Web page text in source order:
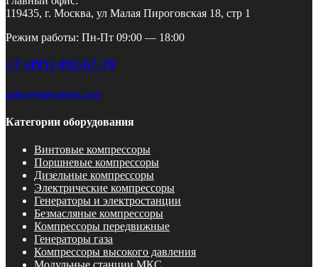
119435, г. Москва, ул Малая Пироговская 18, стр 1
Режим работы: Пн-Пт 09:00 — 18:00
+7 (495) 492-67-70
zakaz@pnevmotex.com
Категории оборудования
Винтовые компрессоры
Поршневые компрессоры
Дизельные компрессоры
Электрические компрессоры
Генераторы и электростанции
Безмасляные компрессоры
Компрессоры передвижные
Генераторы газа
Компрессоры высокого давления
Модульные станции МКС